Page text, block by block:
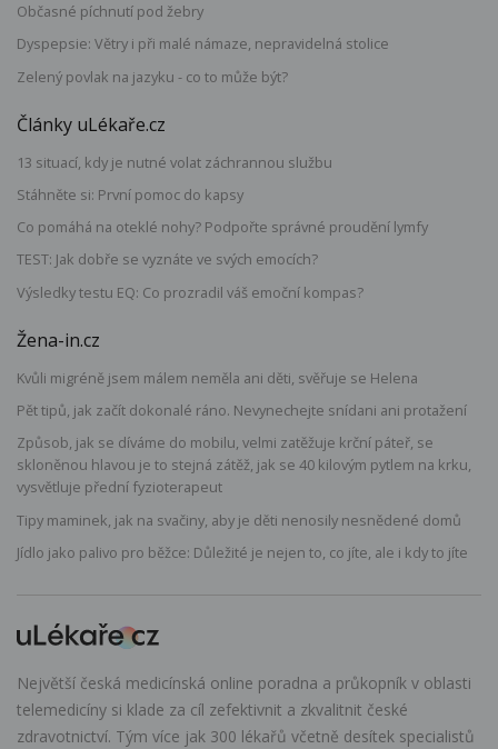
Občasné píchnutí pod žebry
Dyspepsie: Větry i při malé námaze, nepravidelná stolice
Zelený povlak na jazyku - co to může být?
Články uLékaře.cz
13 situací, kdy je nutné volat záchrannou službu
Stáhněte si: První pomoc do kapsy
Co pomáhá na oteklé nohy? Podpořte správné proudění lymfy
TEST: Jak dobře se vyznáte ve svých emocích?
Výsledky testu EQ: Co prozradil váš emoční kompas?
Žena-in.cz
Kvůli migréně jsem málem neměla ani děti, svěřuje se Helena
Pět tipů, jak začít dokonalé ráno. Nevynechejte snídani ani protažení
Způsob, jak se díváme do mobilu, velmi zatěžuje krční páteř, se
skloněnou hlavou je to stejná zátěž, jak se 40 kilovým pytlem na krku,
vysvětluje přední fyzioterapeut
Tipy maminek, jak na svačiny, aby je děti nenosily nesnědené domů
Jídlo jako palivo pro běžce: Důležité je nejen to, co jíte, ale i kdy to jíte
Největší česká medicínská online poradna a průkopník v oblasti
telemedicíny si klade za cíl zefektivnit a zkvalitnit české
zdravotnictví. Tým více jak 300 lékařů včetně desítek specialistů